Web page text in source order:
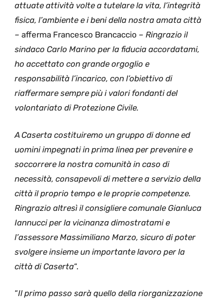
attuate attività volte a tutelare la vita, l’integrità
fisica, l’ambiente e i beni della nostra amata città
– afferma Francesco Brancaccio – Ringrazio il
sindaco Carlo Marino per la fiducia accordatami,
ho accettato con grande orgoglio e
responsabilità l’incarico, con l’obiettivo di
riaffermare sempre più i valori fondanti del
volontariato di Protezione Civile.
A Caserta costituiremo un gruppo di donne ed
uomini impegnati in prima linea per prevenire e
soccorrere la nostra comunità in caso di
necessità, consapevoli di mettere a servizio della
città il proprio tempo e le proprie competenze.
Ringrazio altresì il consigliere comunale Gianluca
Iannucci per la vicinanza dimostratami e
l’assessore Massimiliano Marzo, sicuro di poter
svolgere insieme un importante lavoro per la
città di Caserta“.
“Il primo passo sarà quello della riorganizzazione